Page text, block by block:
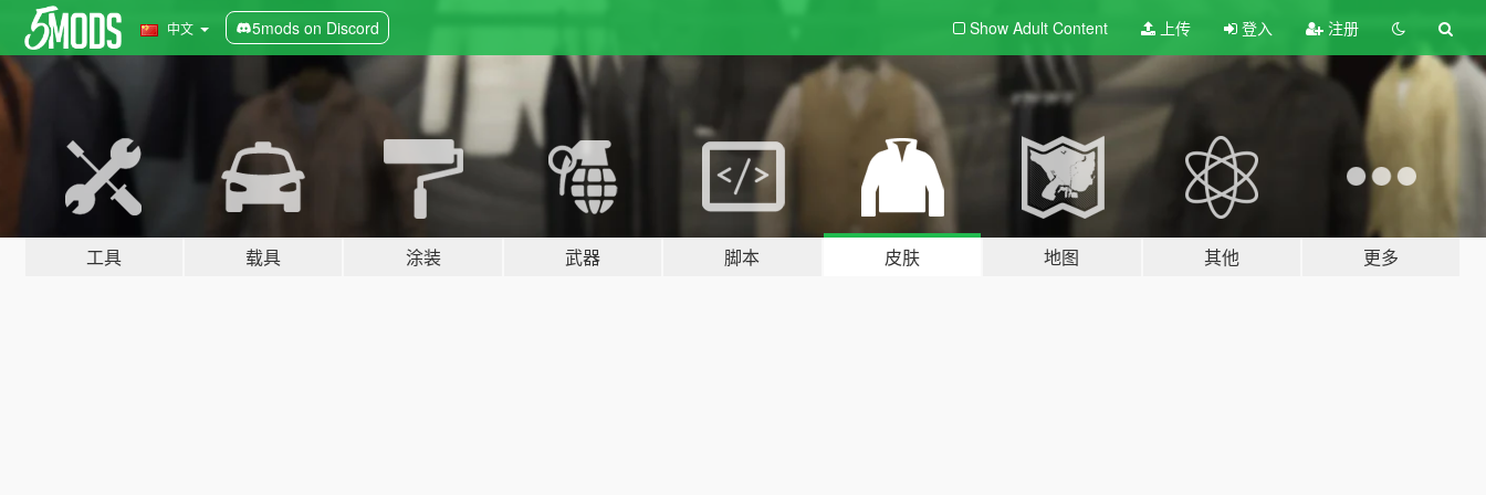
中文 5mods on Discord Show Adult Content 上传 登入 注册
工具 载具 涂装 武器 脚本 皮肤 地图 其他 更多